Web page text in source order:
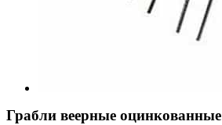
Грабли веерные оцинкованные